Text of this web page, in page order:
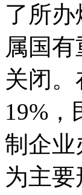
了所
属国
关闭
19%
制企业
为主